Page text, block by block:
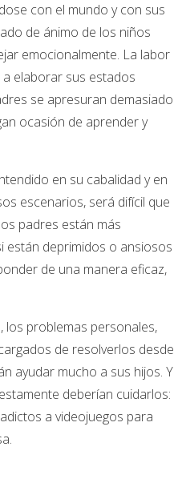
con el mundo y con sus
de ánimo de los niños
emocionalmente. La labor
elaborar sus estados
se apresuran demasiado
ocasión de aprender y
en su cabalidad y en
escenarios, será difícil que
padres están más
están deprimidos o ansiosos
de una manera eficaz,
los problemas personales,
de resolverlos desde
ayudar mucho a sus hijos. Y
deberían cuidarlos:
a videojuegos para